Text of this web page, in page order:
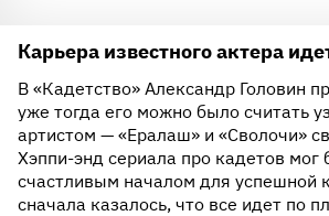
Карьера известного актера
В «Кадетство» Александр Головин
уже тогда его можно было считать
артистом — «Ералаш» и «Сволочи»
Хэппи-энд сериала про кадетов мог
счастливым началом для успешной
сначала казалось, что все идет по